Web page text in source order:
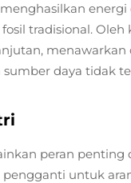
energi
tradisional. Oleh
menawarkan
daya tidak
peran penting
untuk